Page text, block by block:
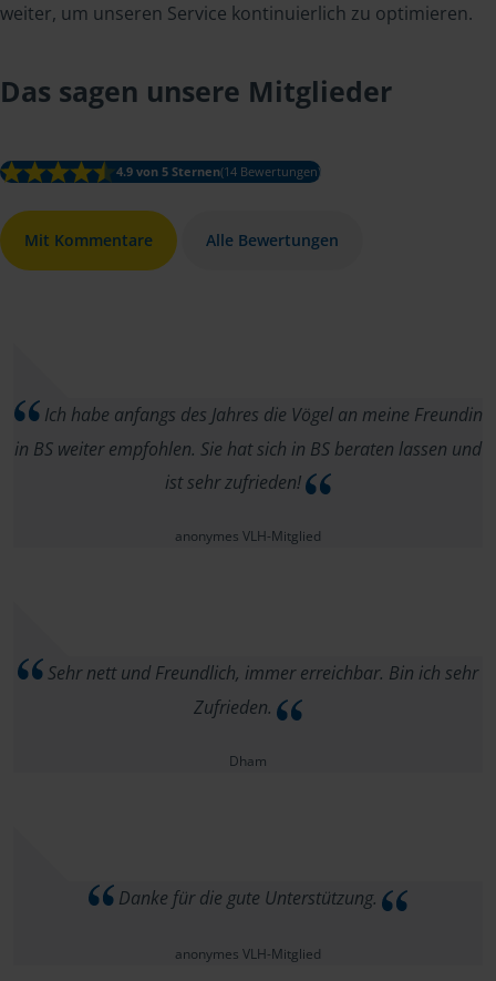
weiter, um unseren Service kontinuierlich zu optimieren.
Das sagen unsere Mitglieder
4.9 von 5 Sternen(14 Bewertungen)
Mit Kommentare Alle Bewertungen
Ich habe anfangs des Jahres die Vögel an meine Freundin
in BS weiter empfohlen. Sie hat sich in BS beraten lassen und
ist sehr zufrieden!
anonymes VLH-Mitglied
Sehr nett und Freundlich, immer erreichbar. Bin ich sehr
Zufrieden.
Dham
Danke für die gute Unterstützung.
anonymes VLH-Mitglied